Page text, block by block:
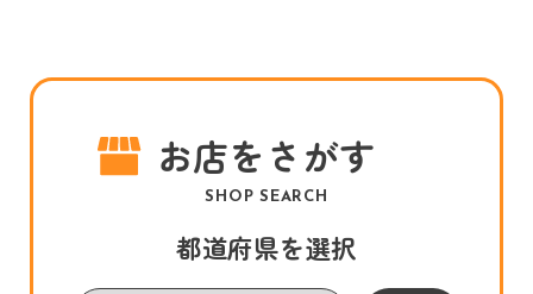
お店をさがす
SHOP SEARCH
都道府県を選択